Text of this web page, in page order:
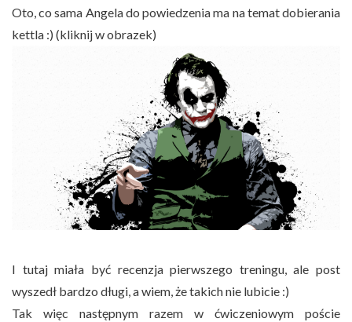
Oto, co sama Angela do powiedzenia ma na temat dobierania
kettla :) (kliknij w obrazek)
I tutaj miała być recenzja pierwszego treningu, ale post
wyszedł bardzo długi, a wiem, że takich nie lubicie :)
Tak więc następnym razem w ćwiczeniowym poście